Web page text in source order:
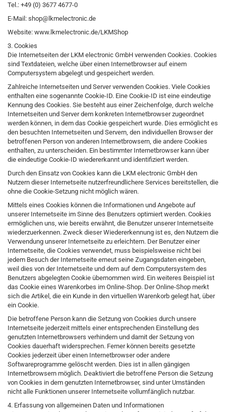
Tel.: +49 (0) 3677 4677-0
E-Mail: shop@lkmelectronic.de
Website: www.lkmelectronic.de/LKMShop
3. Cookies
Die Internetseiten der LKM electronic GmbH verwenden Cookies. Cookies
sind Textdateien, welche über einen Internetbrowser auf einem
Computersystem abgelegt und gespeichert werden.
Zahlreiche Internetseiten und Server verwenden Cookies. Viele Cookies
enthalten eine sogenannte Cookie-ID. Eine Cookie-ID ist eine eindeutige
Kennung des Cookies. Sie besteht aus einer Zeichenfolge, durch welche
Internetseiten und Server dem konkreten Internetbrowser zugeordnet
werden können, in dem das Cookie gespeichert wurde. Dies ermöglicht es
den besuchten Internetseiten und Servern, den individuellen Browser der
betroffenen Person von anderen Internetbrowsern, die andere Cookies
enthalten, zu unterscheiden. Ein bestimmter Internetbrowser kann über
die eindeutige Cookie-ID wiedererkannt und identifiziert werden.
Durch den Einsatz von Cookies kann die LKM electronic GmbH den
Nutzern dieser Internetseite nutzerfreundlichere Services bereitstellen, die
ohne die Cookie-Setzung nicht möglich wären.
Mittels eines Cookies können die Informationen und Angebote auf
unserer Internetseite im Sinne des Benutzers optimiert werden. Cookies
ermöglichen uns, wie bereits erwähnt, die Benutzer unserer Internetseite
wiederzuerkennen. Zweck dieser Wiedererkennung ist es, den Nutzern die
Verwendung unserer Internetseite zu erleichtern. Der Benutzer einer
Internetseite, die Cookies verwendet, muss beispielsweise nicht bei
jedem Besuch der Internetseite erneut seine Zugangsdaten eingeben,
weil dies von der Internetseite und dem auf dem Computersystem des
Benutzers abgelegten Cookie übernommen wird. Ein weiteres Beispiel ist
das Cookie eines Warenkorbes im Online-Shop. Der Online-Shop merkt
sich die Artikel, die ein Kunde in den virtuellen Warenkorb gelegt hat, über
ein Cookie.
Die betroffene Person kann die Setzung von Cookies durch unsere
Internetseite jederzeit mittels einer entsprechenden Einstellung des
genutzten Internetbrowsers verhindern und damit der Setzung von
Cookies dauerhaft widersprechen. Ferner können bereits gesetzte
Cookies jederzeit über einen Internetbrowser oder andere
Softwareprogramme gelöscht werden. Dies ist in allen gängigen
Internetbrowsern möglich. Deaktiviert die betroffene Person die Setzung
von Cookies in dem genutzten Internetbrowser, sind unter Umständen
nicht alle Funktionen unserer Internetseite vollumfänglich nutzbar.
4. Erfassung von allgemeinen Daten und Informationen